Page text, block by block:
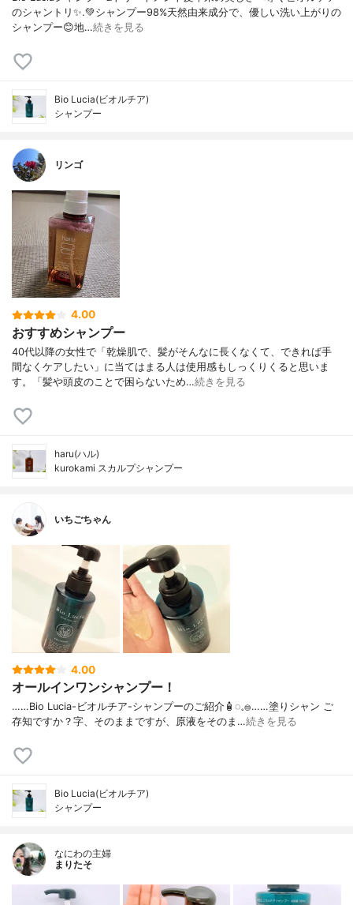
のシャントリ✨⁡.💚シャンプー98%天然由来成分で、優しい洗い上がりの
シャンプー😊地…続きを見る
Bio Lucia(ビオルチア)
シャンプー
リンゴ
4.00
おすすめシャンプー
40代以降の女性で「乾燥肌で、髪がそんなに長くなくて、できれば手
間なくケアしたい」に当てはまる人は使用感もしっくりくると思いま
す。「髪や頭皮のことで困らないため…続きを見る
haru(ハル)
kurokami スカルプシャンプー
いちごちゃん
4.00
オールインワンシャンプー！
……⁡Bio Lucia⁡⁡-ビオルチア-⁡⁡シャンプー⁡⁡のご紹介🧴‎◌𓈒𓐍⁡……⁡⁡⁡⁡塗りシャン ご
存知ですか？⁡⁡⁡⁡字、そのままですが、⁡原液をそのま…続きを見る
Bio Lucia(ビオルチア)
シャンプー
なにわの主婦
まりたそ